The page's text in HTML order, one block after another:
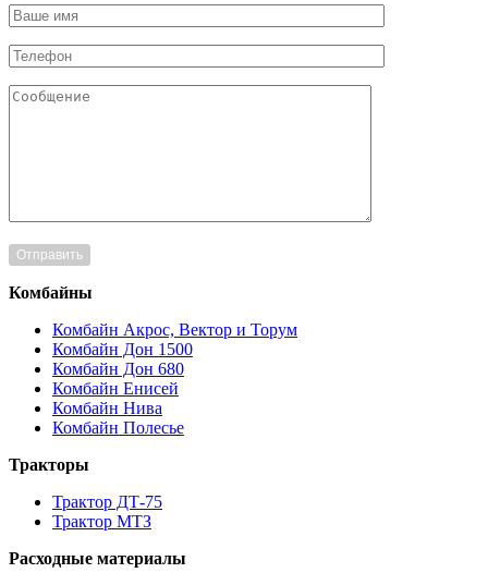
Комбайны
Комбайн Акрос, Вектор и Торум
Комбайн Дон 1500
Комбайн Дон 680
Комбайн Енисей
Комбайн Нива
Комбайн Полесье
Тракторы
Трактор ДТ-75
Трактор МТЗ
Расходные материалы